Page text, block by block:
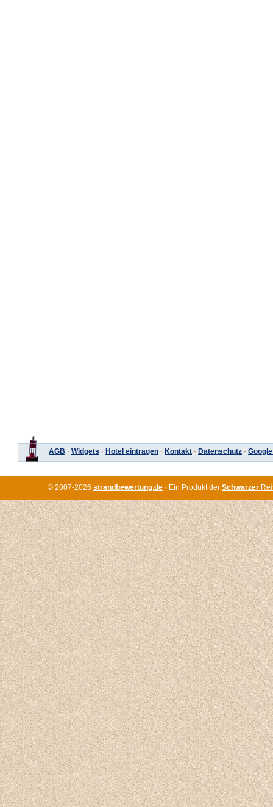
AGB · Widgets · Hotel eintragen · Kontakt · Datenschutz ·
© 2007-2026 strandbewertung.de · Ein Produkt der Schwarzer